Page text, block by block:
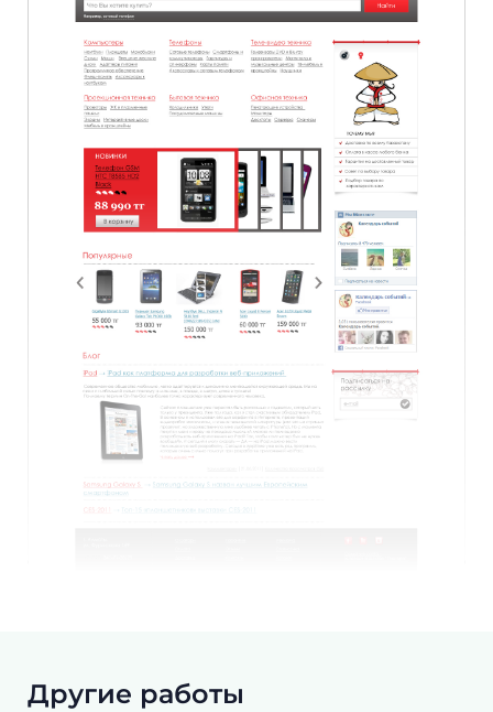
Другие работы